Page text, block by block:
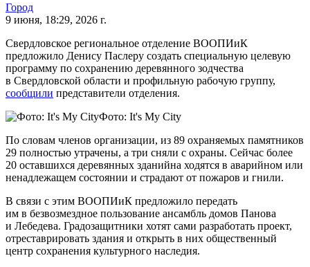
Город
9 июня, 18:29, 2026 г.
Свердловское региональное отделение ВООПИиК
предложило Денису Паслеру создать специальную целевую
программу по сохранению деревянного зодчества
в Свердловской области и профильную рабочую группу,
сообщили представители отделения.
Фото: It's My City
По словам членов организации, из 89 охраняемых памятников
29 полностью утрачены, а три сняли с охраны. Сейчас более
20 оставшихся деревянных зданийна ходятся в аварийном или
ненадлежащем состоянии и страдают от пожаров и гнили.
В связи с этим ВООПИиК предложило передать
им в безвозмездное пользование ансамбль домов Панова
и Лебедева. Градозащитники хотят сами разработать проект,
отреставрировать здания и открыть в них общественный
центр сохранения культурного наследия.